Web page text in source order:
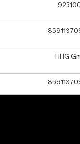
HHG